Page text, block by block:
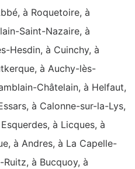
à Roquetoire, à
Saint-Nazaire, à
Hesdin, à Cuinchy, à
à Auchy-lès-
Châtelain, à Helfaut,
à Calonne-sur-la-Lys,
à Licques, à
à Andres, à La Capelle-
à Bucquoy, à